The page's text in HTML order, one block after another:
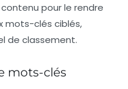
pour le rendre
mots-clés ciblés,
de classement.
mots-clés